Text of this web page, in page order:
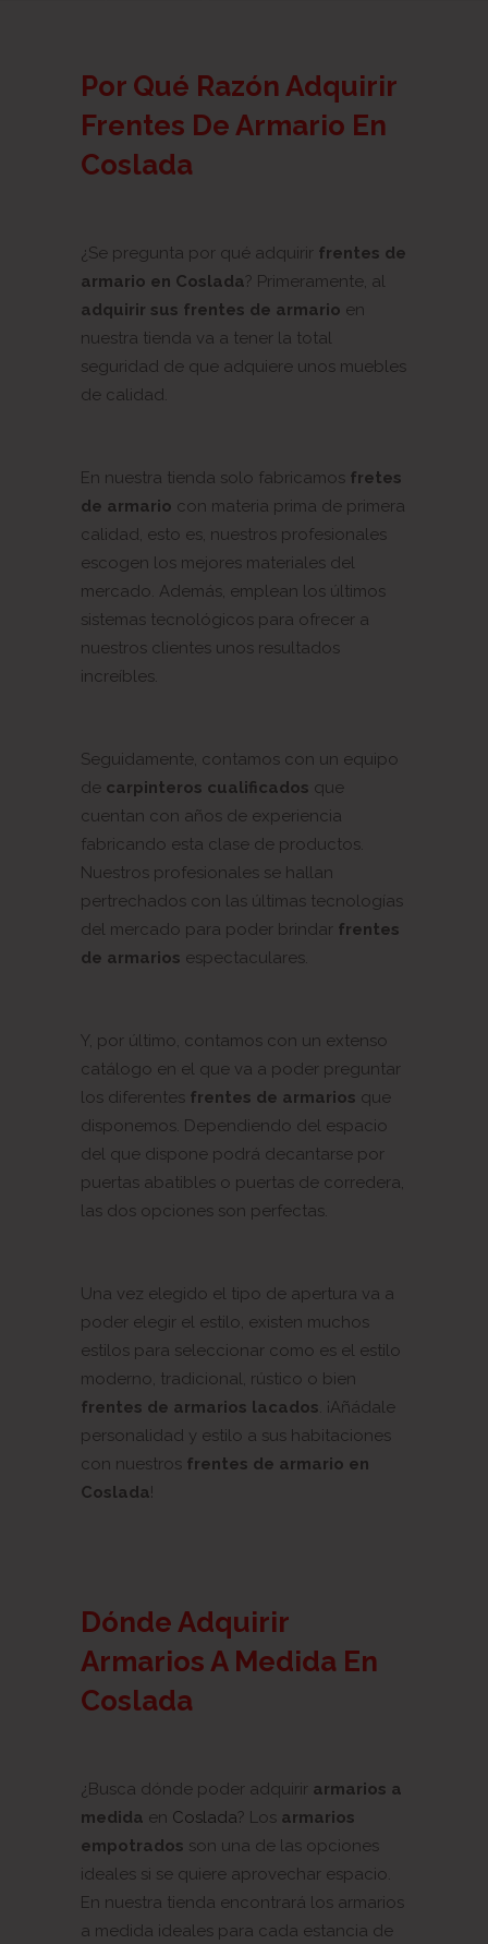
Por Qué Razón Adquirir
Frentes De Armario En
Coslada
¿Se pregunta por qué adquirir frentes de
armario en Coslada? Primeramente, al
adquirir sus frentes de armario en
nuestra tienda va a tener la total
seguridad de que adquiere unos muebles
de calidad.
En nuestra tienda solo fabricamos fretes
de armario con materia prima de primera
calidad, esto es, nuestros profesionales
escogen los mejores materiales del
mercado. Además, emplean los últimos
sistemas tecnológicos para ofrecer a
nuestros clientes unos resultados
increíbles.
Seguidamente, contamos con un equipo
de carpinteros cualificados que
cuentan con años de experiencia
fabricando esta clase de productos.
Nuestros profesionales se hallan
pertrechados con las últimas tecnologías
del mercado para poder brindar frentes
de armarios espectaculares.
Y, por último, contamos con un extenso
catálogo en el que va a poder preguntar
los diferentes frentes de armarios que
disponemos. Dependiendo del espacio
del que dispone podrá decantarse por
puertas abatibles o puertas de corredera,
las dos opciones son perfectas.
Una vez elegido el tipo de apertura va a
poder elegir el estilo, existen muchos
estilos para seleccionar como es el estilo
moderno, tradicional, rústico o bien
frentes de armarios lacados. ¡Añádale
personalidad y estilo a sus habitaciones
con nuestros frentes de armario en
Coslada!
Dónde Adquirir
Armarios A Medida En
Coslada
¿Busca dónde poder adquirir armarios a
medida en Coslada? Los armarios
empotrados son una de las opciones
ideales si se quiere aprovechar espacio.
En nuestra tienda encontrará los armarios
a medida ideales para cada estancia de